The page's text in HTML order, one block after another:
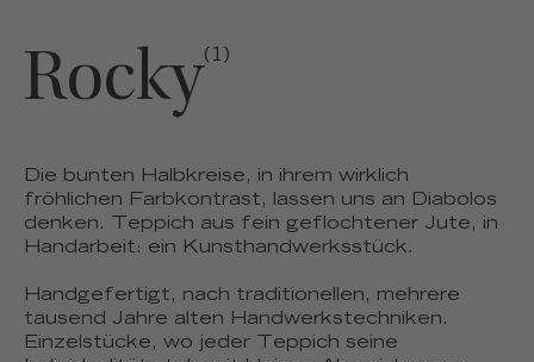
Rocky(1)
Die bunten Halbkreise, in ihrem wirklich
fröhlichen Farbkontrast, lassen uns an Diabolos
denken. Teppich aus fein geflochtener Jute, in
Handarbeit: ein Kunsthandwerksstück.
Handgefertigt, nach traditionellen, mehrere
tausend Jahre alten Handwerkstechniken.
Einzelstücke, wo jeder Teppich seine